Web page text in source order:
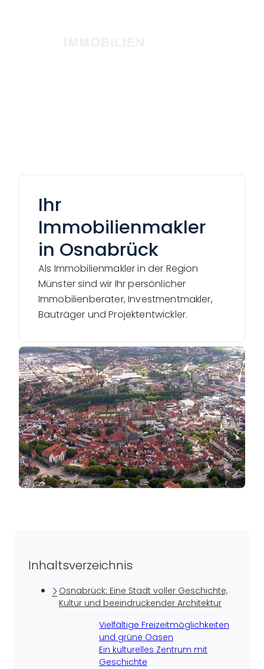
Ihr
Immobilienmakler
in Osnabrück
Als Immobilienmakler in der Region
Münster sind wir Ihr persönlicher
Immobilienberater, Investmentmakler,
Bauträger und Projektentwickler.
Inhaltsverzeichnis
Osnabrück: Eine Stadt voller Geschichte,
Kultur und beeindruckender Architektur
Vielfältige Freizeitmöglichkeiten
und grüne Oasen
Ein kulturelles Zentrum mit
Geschichte